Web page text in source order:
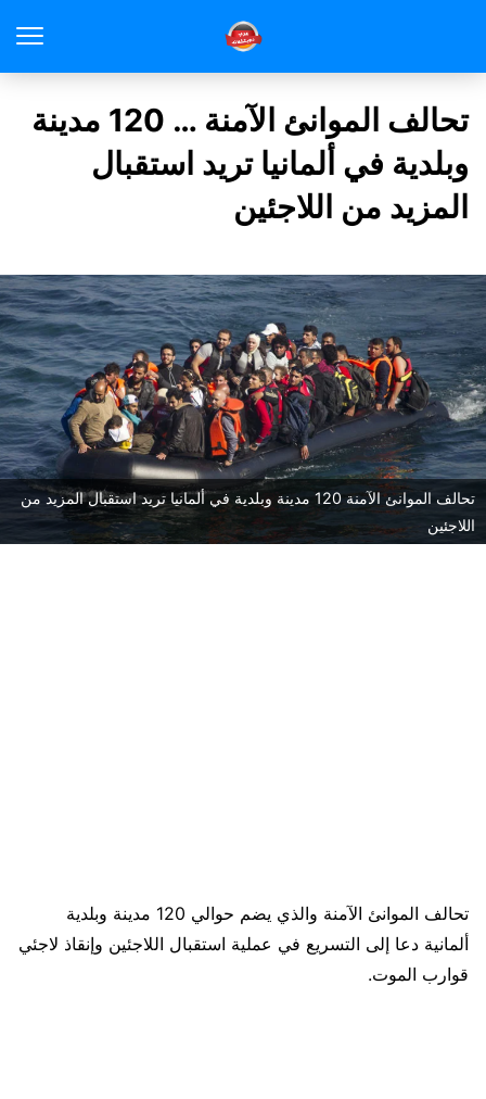
تحالف الموانئ الآمنة … 120 مدينة
وبلدية في ألمانيا تريد استقبال
المزيد من اللاجئين
تحالف الموانئ الآمنة 120 مدينة وبلدية في ألمانيا تريد استقبال المزيد من
اللاجئين
تحالف الموانئ الآمنة والذي يضم حوالي 120 مدينة وبلدية
ألمانية دعا إلى التسريع في عملية استقبال اللاجئين وإنقاذ لاجئي
قوارب الموت.